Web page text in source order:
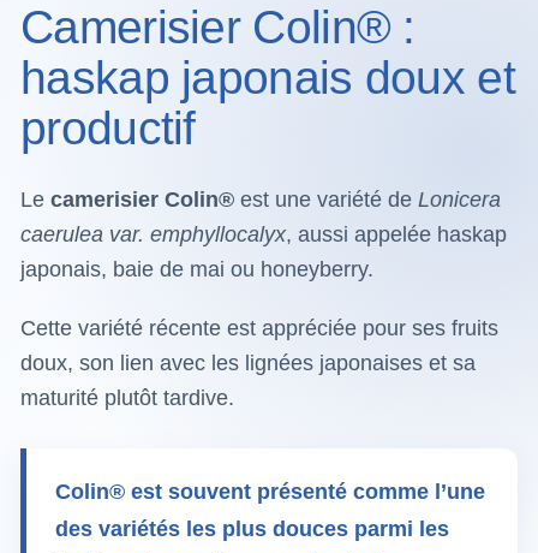
Camerisier Colin® :
haskap japonais doux et
productif
Le camerisier Colin® est une variété de Lonicera
caerulea var. emphyllocalyx, aussi appelée haskap
japonais, baie de mai ou honeyberry.
Cette variété récente est appréciée pour ses fruits
doux, son lien avec les lignées japonaises et sa
maturité plutôt tardive.
Colin® est souvent présenté comme l’une
des variétés les plus douces parmi les